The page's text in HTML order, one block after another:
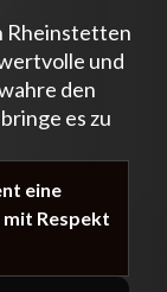
Rheinstetten
und
den
es zu
eine
mit Respekt